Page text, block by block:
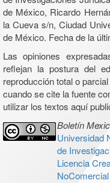
de México, Ricardo
la Cueva s/n, Ciudad
de México. Fecha de la
Las opiniones
reflejan la postura del
reproducción total o
cuando se cite la fuente
utilizar los textos aquí
Boletín
Universidad
de
Licencia